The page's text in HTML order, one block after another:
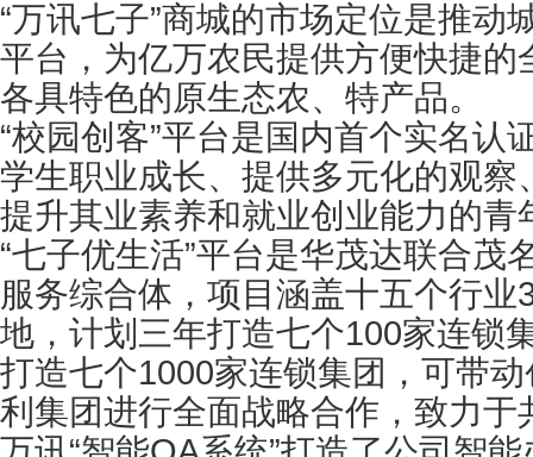
“万讯七子”商城的市场定位是推
平台，为亿万农民提供方便快捷
各具特色的原生态农、特产品。
“校园创客”平台是国内首个实名
学生职业成长、提供多元化的观
提升其业素养和就业创业能力的青
“七子优生活”平台是华茂达联合
服务综合体，项目涵盖十五个行
地，计划三年打造七个100家连锁
打造七个1000家连锁集团，可带
利集团进行全面战略合作，致力于